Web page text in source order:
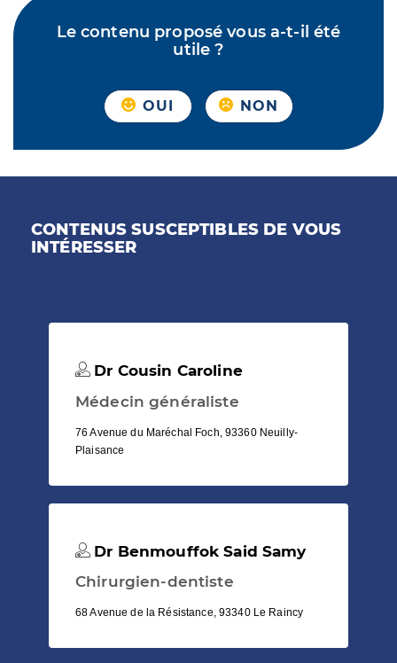
Le contenu proposé vous a-t-il été
utile ?
OUI NON
CONTENUS SUSCEPTIBLES DE VOUS
INTÉRESSER
Dr Cousin Caroline
Médecin généraliste
76 Avenue du Maréchal Foch, 93360 Neuilly-
Plaisance
Dr Benmouffok Said Samy
Chirurgien-dentiste
68 Avenue de la Résistance, 93340 Le Raincy